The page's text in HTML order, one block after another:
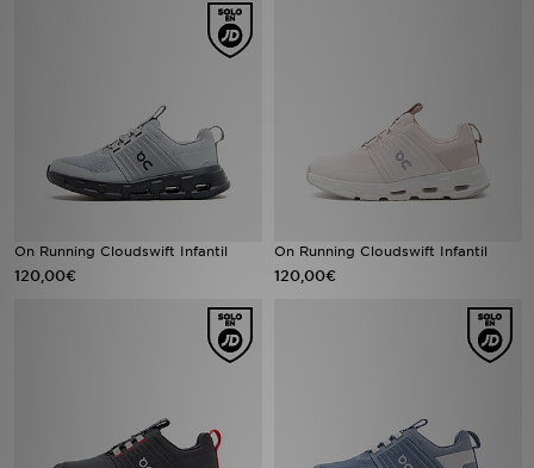
On Running Cloudswift Infantil
120,00€
On Running Cloudswift Infantil
120,00€